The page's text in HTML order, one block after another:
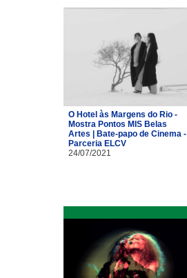
O Hotel às Margens do Rio -
Mostra Pontos MIS Belas
Artes | Bate-papo de Cinema -
Parceria ELCV
24/07/2021